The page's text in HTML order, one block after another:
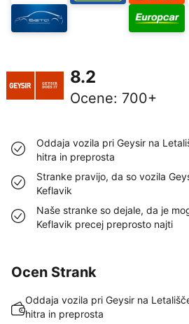
8.2
Ocene: 700+
Oddaja vozila pri Geysir na
hitra in preprosta
Stranke pravijo, da so vozila
Keflavik
Naše stranke so dejale, da je
Keflavik precej preprosto najti
Ocen Strank
Oddaja vozila pri Geysir na
hitra in preprosta